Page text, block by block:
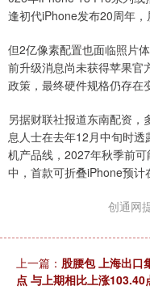
逢初代iPhone发布20周年，
但2亿像素配置也面临照片
前升级消息尚未获得苹果官
政策，最终硬件规格仍存在
另据财联社报道东南配资，
息人士在去年12月中旬时
机产品线，2027年秋季前
中，首款可折叠iPhone预计
创通网
上一篇： 股腰包 上海出口
点 与上期相比上涨103.40